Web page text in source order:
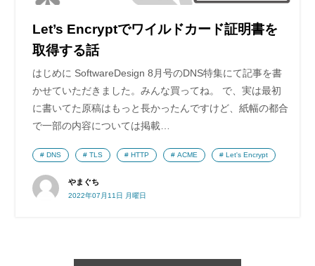
Let’s Encryptでワイルドカード証明書を
取得する話
はじめに SoftwareDesign 8月号のDNS特集にて記事を書
かせていただきました。みんな買ってね。 で、実は最初
に書いてた原稿はもっと長かったんですけど、紙幅の都合
で一部の内容については掲載…
やまぐち
2022年07月11日 月曜日
DNS TLS HTTP ACME Let's Encrypt